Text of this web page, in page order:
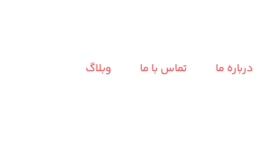
درباره ما تماس با ما
وبلاگ